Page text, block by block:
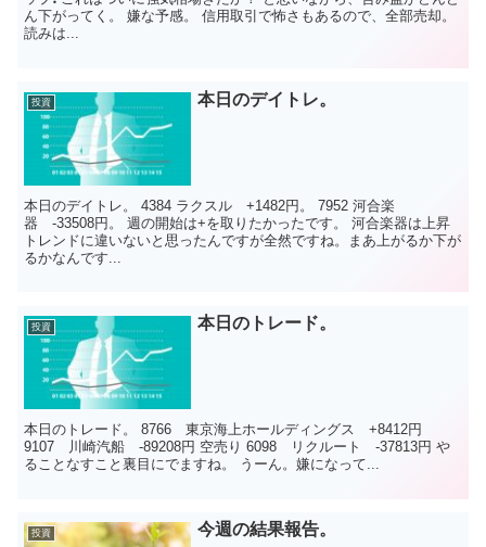
ん下がってく。 嫌な予感。 信用取引で怖さもあるので、全部売却。
読みは...
投資 本日のデイトレ。
本日のデイトレ。 4384 ラクスル +1482円。 7952 河合楽
器 -33508円。 週の開始は+を取りたかったです。 河合楽器は上昇
トレンドに違いないと思ったんですが全然ですね。まあ上がるか下が
るかなんです...
投資 本日のトレード。
本日のトレード。 8766 東京海上ホールディングス +8412円
9107 川崎汽船 -89208円 空売り 6098 リクルート -37813円 や
ることなすこと裏目にでますね。 うーん。嫌になって...
投資 今週の結果報告。